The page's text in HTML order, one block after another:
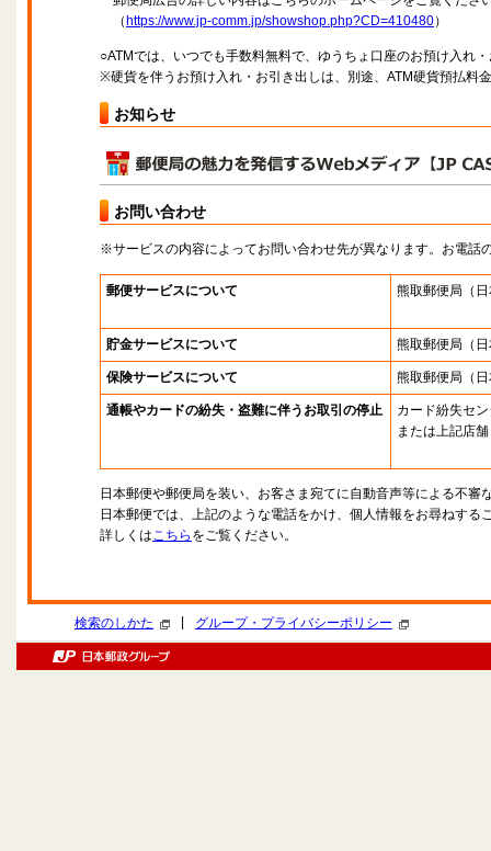
（ https://www.jp-comm.jp/showshop.php?CD=410480）
○ATMでは、いつでも手数料無料で、ゆうちょ口座のお預け入れ
※硬貨を伴うお預け入れ・お引き出しは、別途、ATM硬貨預払料
お知らせ
お問い合わせ
※サービスの内容によってお問い合わせ先が異なります。お電話
郵便サービスについて 熊取郵便局 （
貯金サービスについて 熊取郵便局 （
保険サービスについて 熊取郵便局 （
通帳やカードの紛失・盗難に伴うお取引の停止
カード紛失セ
または上記店舗
日本郵便や郵便局を装い、お客さま宛てに自動音声等による不審
日本郵便では、上記のような電話をかけ、個人情報をお尋ねする
詳しくはこちら をご覧ください。
検索のしかた グループ・プライバシーポリシー